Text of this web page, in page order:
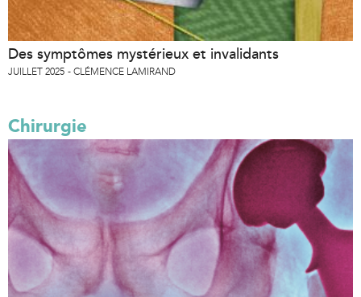
Des symptômes mystérieux et invalidants
JUILLET 2025 CLÉMENCE LAMIRAND
Chirurgie